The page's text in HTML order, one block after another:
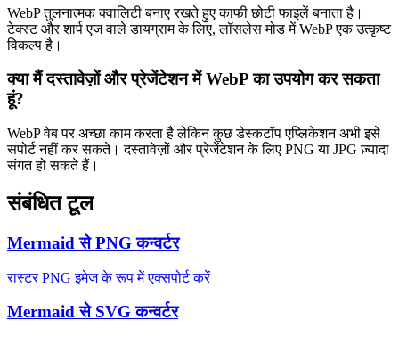
WebP तुलनात्मक क्वालिटी बनाए रखते हुए काफी छोटी फाइलें बनाता है।
टेक्स्ट और शार्प एज वाले डायग्राम के लिए, लॉसलेस मोड में WebP एक उत्कृष्ट
विकल्प है।
क्या मैं दस्तावेज़ों और प्रेजेंटेशन में WebP का उपयोग कर सकता
हूं?
WebP वेब पर अच्छा काम करता है लेकिन कुछ डेस्कटॉप एप्लिकेशन अभी इसे
सपोर्ट नहीं कर सकते। दस्तावेज़ों और प्रेजेंटेशन के लिए PNG या JPG ज़्यादा
संगत हो सकते हैं।
संबंधित टूल
Mermaid से PNG कन्वर्टर
रास्टर PNG इमेज के रूप में एक्सपोर्ट करें
Mermaid से SVG कन्वर्टर